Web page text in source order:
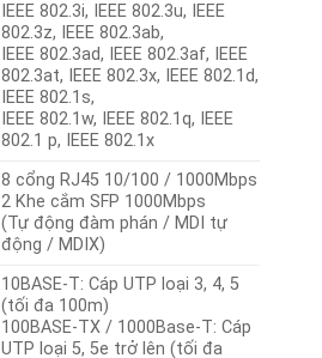
IEEE 802.3i, IEEE 802.3u, IEEE
802.3z, IEEE 802.3ab,
IEEE 802.3ad, IEEE 802.3af, IEEE
802.3at, IEEE 802.3x, IEEE 802.1d,
IEEE 802.1s,
IEEE 802.1w, IEEE 802.1q, IEEE
802.1 p, IEEE 802.1x
8 cổng RJ45 10/100 / 1000Mbps
2 Khe cắm SFP 1000Mbps
(Tự động đàm phán / MDI tự
động / MDIX)
10BASE-T: Cáp UTP loại 3, 4, 5
(tối đa 100m)
100BASE-TX / 1000Base-T: Cáp
UTP loại 5, 5e trở lên (tối đa